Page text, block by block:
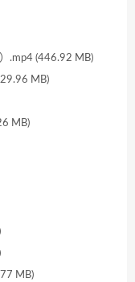
.mp4 (446.92 MB)
MB)
MB)
MB)